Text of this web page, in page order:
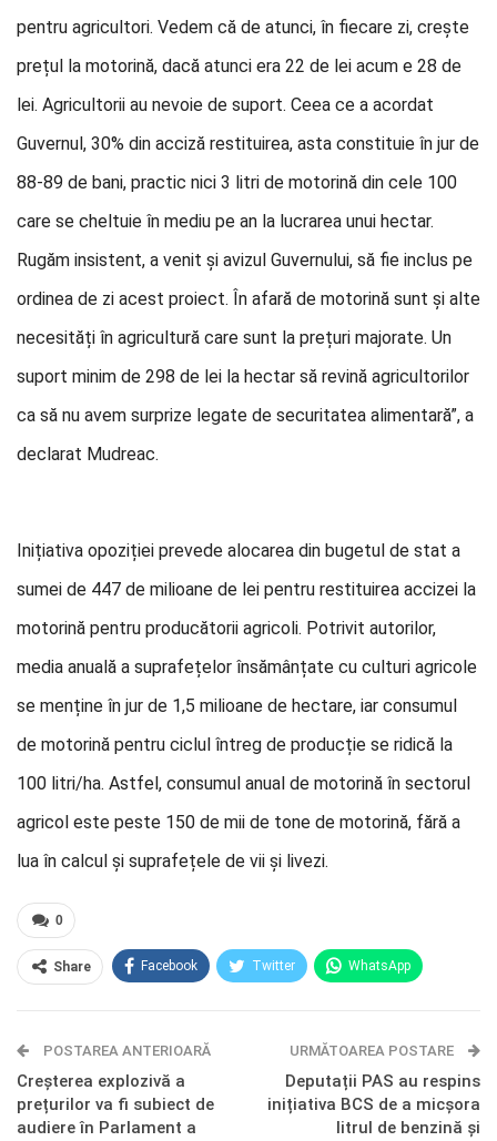
pentru agricultori. Vedem că de atunci, în fiecare zi, crește
prețul la motorină, dacă atunci era 22 de lei acum e 28 de
lei. Agricultorii au nevoie de suport. Ceea ce a acordat
Guvernul, 30% din acciză restituirea, asta constituie în jur de
88-89 de bani, practic nici 3 litri de motorină din cele 100
care se cheltuie în mediu pe an la lucrarea unui hectar.
Rugăm insistent, a venit și avizul Guvernului, să fie inclus pe
ordinea de zi acest proiect. În afară de motorină sunt și alte
necesități în agricultură care sunt la prețuri majorate. Un
suport minim de 298 de lei la hectar să revină agricultorilor
ca să nu avem surprize legate de securitatea alimentară”, a
declarat Mudreac.
Inițiativa opoziției prevede alocarea din bugetul de stat a
sumei de 447 de milioane de lei pentru restituirea accizei la
motorină pentru producătorii agricoli. Potrivit autorilor,
media anuală a suprafețelor însămânțate cu culturi agricole
se menține în jur de 1,5 milioane de hectare, iar consumul
de motorină pentru ciclul întreg de producție se ridică la
100 litri/ha. Astfel, consumul anual de motorină în sectorul
agricol este peste 150 de mii de tone de motorină, fără a
lua în calcul și suprafețele de vii și livezi.
0
Share Facebook Twitter WhatsApp
Telegram OK.ru
POSTAREA ANTERIOARĂ
Creșterea explozivă a
prețurilor va fi subiect de
audiere în Parlament a
URMĂTOAREA POSTARE
Deputații PAS au respins
inițiativa BCS de a micșora
litrul de benzină și